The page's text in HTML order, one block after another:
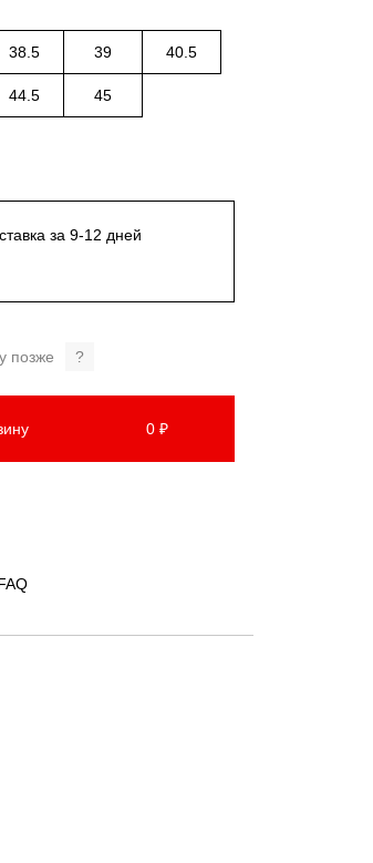
38.5 39 40.5
44.5 45
за 9-12 дней
позже ?
0 ₽